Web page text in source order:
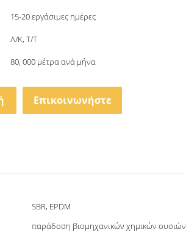
15-20 εργάσιμες ημέρες
Λ/Κ, Τ/Τ
80, 000 μέτρα ανά μήνα
Επικοινωνήστε
SBR, EPDM
παράδοση βιομηχανικών χημικών ουσιών